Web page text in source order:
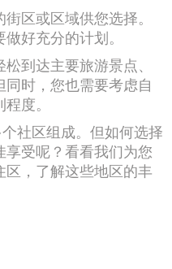
区或区域供您选择。
好充分的计划。
到达主要旅游景点、
时，您也需要考虑自
度。
社区组成。但如何选择
受呢？看看我们为您
，了解这些地区的丰